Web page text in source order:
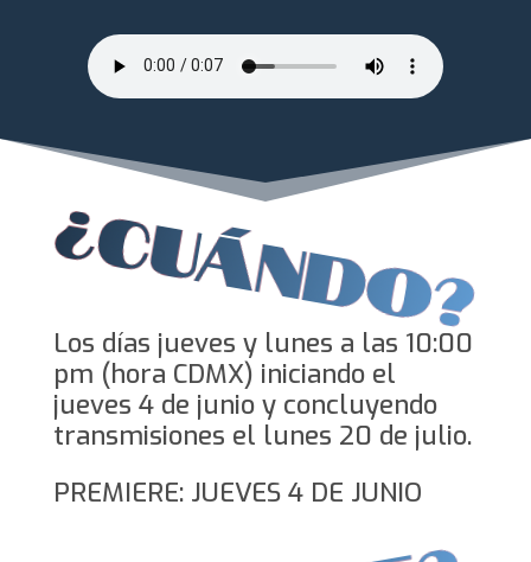
Los días jueves y lunes a las 10:00
pm (hora CDMX) iniciando el
jueves 4 de junio y concluyendo
transmisiones el lunes 20 de julio.
PREMIERE: JUEVES 4 DE JUNIO